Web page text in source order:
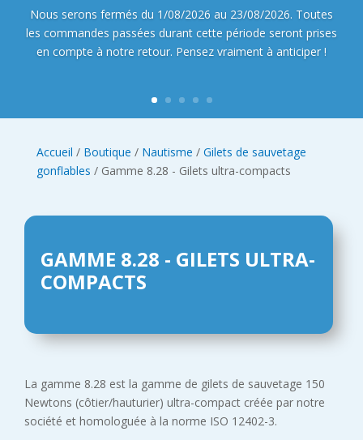
Nous serons fermés du 1/08/2026 au 23/08/2026. Toutes
les commandes passées durant cette période seront prises
en compte à notre retour. Pensez vraiment à anticiper !
Accueil / Boutique / Nautisme / Gilets de sauvetage
gonflables / Gamme 8.28 - Gilets ultra-compacts
GAMME 8.28 - GILETS ULTRA-
COMPACTS
La gamme 8.28 est la gamme de gilets de sauvetage 150
Newtons (côtier/hauturier) ultra-compact créée par notre
société et homologuée à la norme ISO 12402-3.